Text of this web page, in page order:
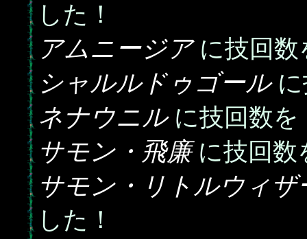
した！
アムニージアに技回
シャルルドゥゴールに
ネナウニルに技回数を
サモン・飛廉に技回数
サモン・リトルウィザ
した！